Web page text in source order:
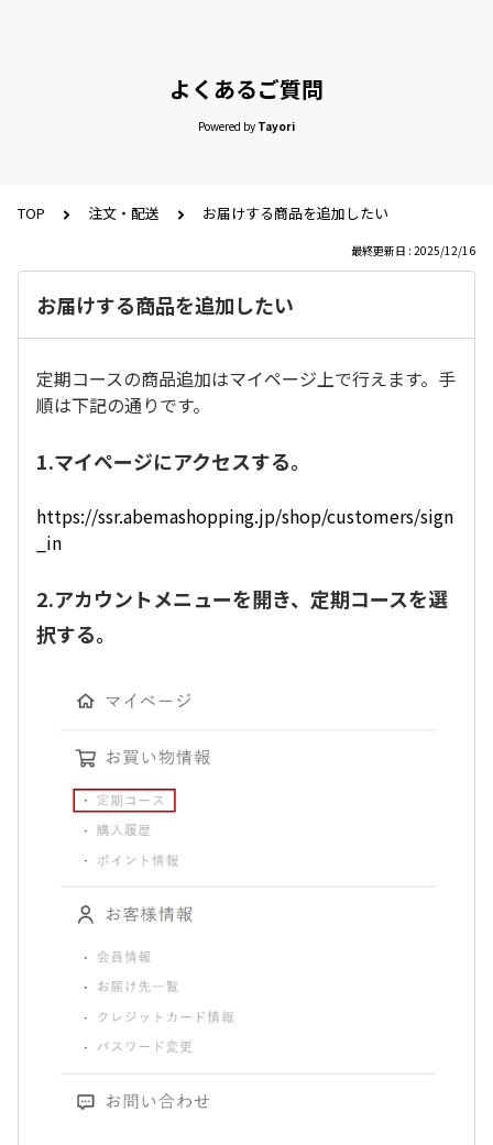
よくあるご質問
Powered by Tayori
TOP 注文・配送 お届けする商品を追加したい
最終更新日 : 2025/12/16
お届けする商品を追加したい
定期コースの商品追加はマイページ上で行えます。手
順は下記の通りです。
1.マイページにアクセスする。
https://ssr.abemashopping.jp/shop/customers/sign
_in
2.アカウントメニューを開き、定期コースを選
択する。